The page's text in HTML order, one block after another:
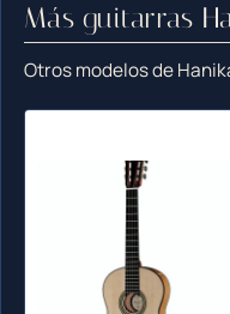
Más guitarras
Otros modelos de